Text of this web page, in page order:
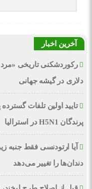
آخرین اخبار
دلاری در گیشه جهانی
تایید اولین تلفات گسترده
پرندگان H5N1 در استرالیا
آیا ارتودنسی فقط جنبه
دندان‌ها را تغییر می‌دهد